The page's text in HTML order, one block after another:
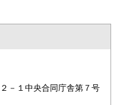
１中央合同庁舎第７号